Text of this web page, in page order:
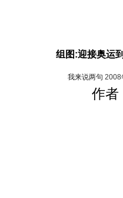
组图:迎接奥运
我来说两句 2008
作者